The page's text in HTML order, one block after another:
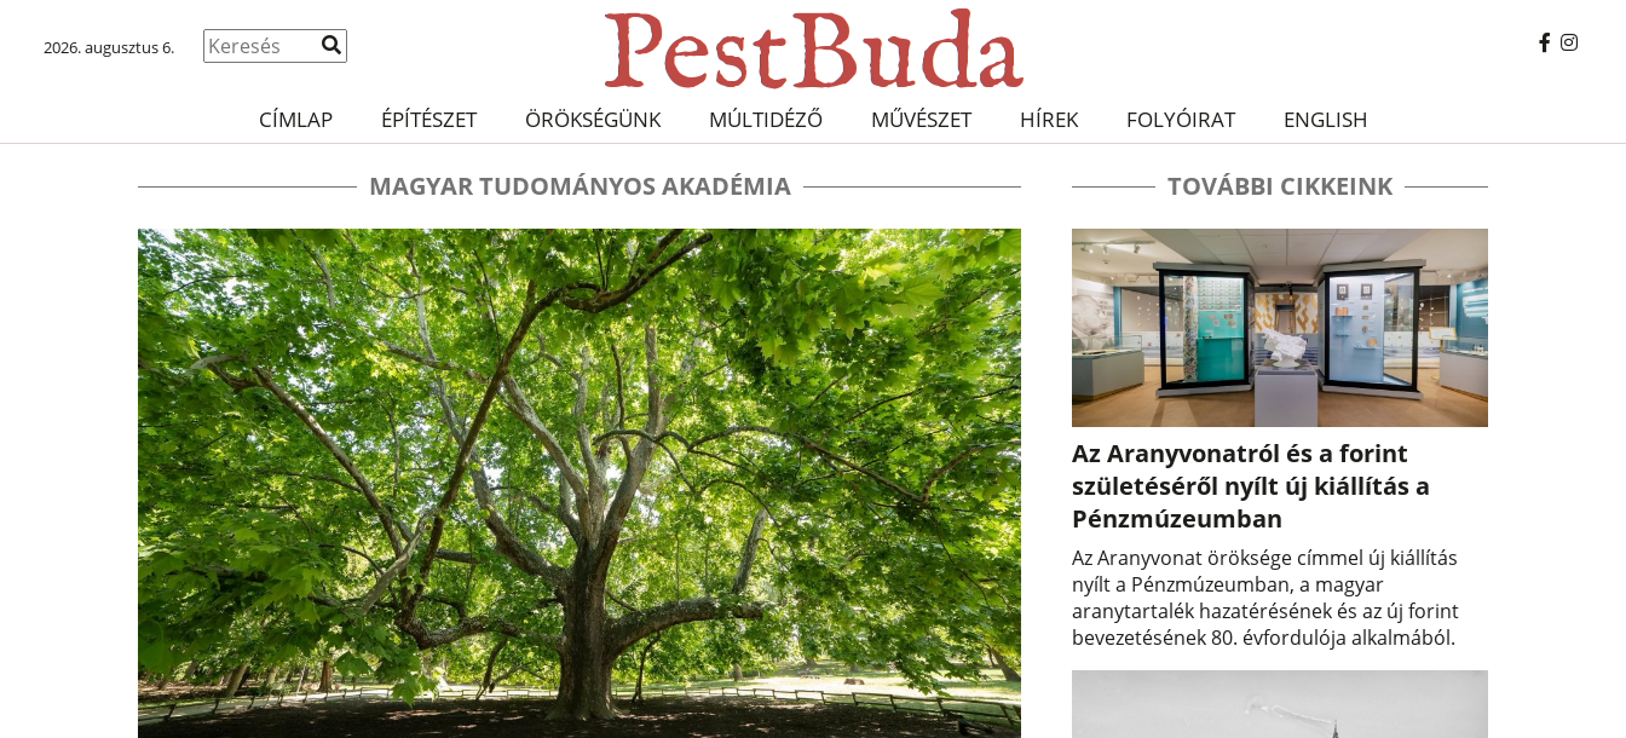
2026. augusztus 6.
CÍMLAP ÉPÍTÉSZET ÖRÖKSÉGÜNK MÚLTIDÉZŐ MŰVÉSZET HÍREK FOLYÓIRAT ENGLISH
MAGYAR TUDOMÁNYOS AKADÉMIA TOVÁBBI CIKKEINK
Az Aranyvonatról és a forint
születéséről nyílt új kiállítás a
Pénzmúzeumban
Az Aranyvonat öröksége címmel új kiállítás
nyílt a Pénzmúzeumban, a magyar
aranytartalék hazatérésének és az új forint
bevezetésének 80. évfordulója alkalmából.